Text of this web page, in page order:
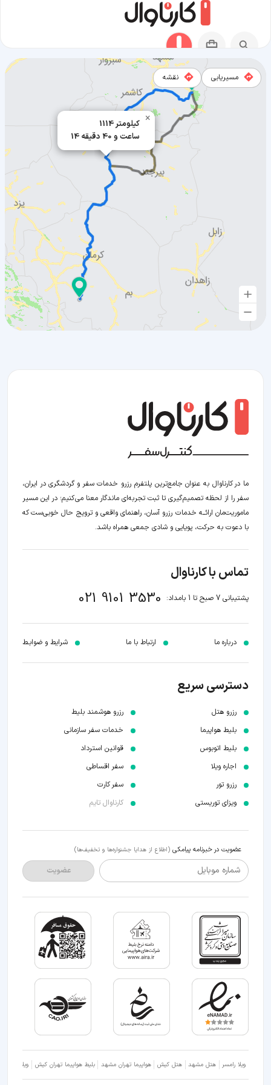
1114 کیلومتر
14 ساعت و 40 دقیقه
×
مسیریابی نقشه
مسیر تربت جام به بافت
ما در کارناوال به عنوان جامع‌ترین پلتفرم رزرو خدمات سفر و گردشگری در ایران،
سفر را از لحظه‌ تصمیم‌گیری تا ثبت تجربه‌ای ماندگار معنا می‌کنیم؛ در این مسیر‍
ماموریت‌مان اراﺋــﻪ خدمات رزرو آسان، راهنمای واقعی و ترویج حال خوبی‌ست که
با دعوت به حرکت، پویایی و شادی جمعی همراه باشد.
تماس با کارناوال
پشتیبانی 7 صبح تا 1 بامداد: 021 9101 3530
درباره ما ارتباط با ما شرایط و ضوابـط
دسترسی سریع
رزرو هتل
بلیط هواپیما
بلیط اتوبوس
اجاره ویلا
رزرو تور
ویزای توریستی
رزرو هوشمند بلیط
خدمات سفر سازمانی
قوانین استرداد
سفر اقساطی
سفر کارت
کارناوال تایم
عضویت در خبرنامه پیامکی (اطلاع از هدایا جشنواره‌ها و تخفیف‌ها)
شماره موبایل عضویت
ویلا رامسر هتل مشهد هتل کیش هواپیما تهران مشهد بلیط هواپیما تهران کیش ویلا شمال